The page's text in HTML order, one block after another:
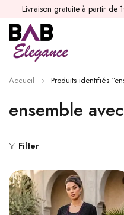
Livraison gratuite à partir de
ensemble
Accueil Produits identifiés
Filter